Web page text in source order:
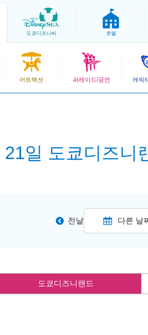
도쿄디즈니씨 호텔
어트랙션 퍼레이드/공연 캐릭
일 도쿄디즈니
전날 다른 날
도쿄디즈니랜드